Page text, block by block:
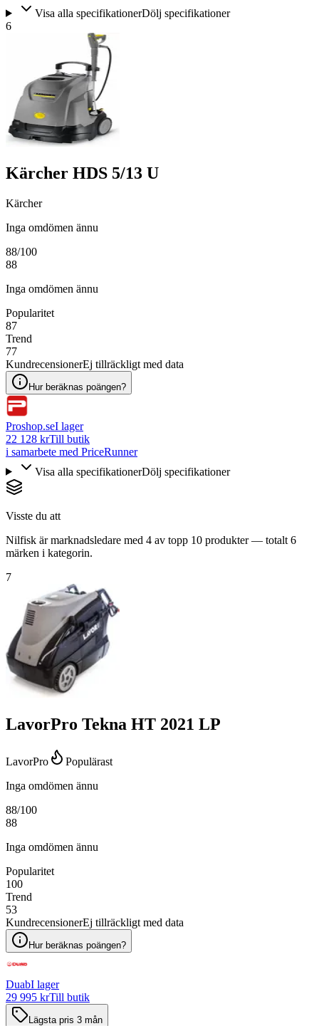
Visa alla specifikationerDölj specifikationer
6
Kärcher HDS 5/13 U
Kärcher
Inga omdömen ännu
88/100
88
Inga omdömen ännu
Popularitet
87
Trend
77
KundrecensionerEj tillräckligt med data
Hur beräknas poängen?
Proshop.seI lager
22 128 krTill butik
i samarbete med PriceRunner
Visa alla specifikationerDölj specifikationer
Visste du att
Nilfisk är marknadsledare med 4 av topp 10 produkter — totalt 6
märken i kategorin.
7
LavorPro Tekna HT 2021 LP
LavorPro
Populärast
Inga omdömen ännu
88/100
88
Inga omdömen ännu
Popularitet
100
Trend
53
KundrecensionerEj tillräckligt med data
Hur beräknas poängen?
DuabI lager
29 995 krTill butik
Lägsta pris 3 mån